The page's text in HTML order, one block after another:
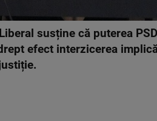
susține că puterea
efect interzicerea